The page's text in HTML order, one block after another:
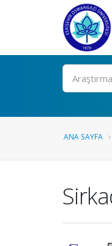
Ara
ANA SAYFA